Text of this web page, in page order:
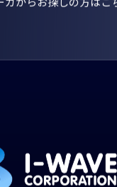
カからお探しの方はこ